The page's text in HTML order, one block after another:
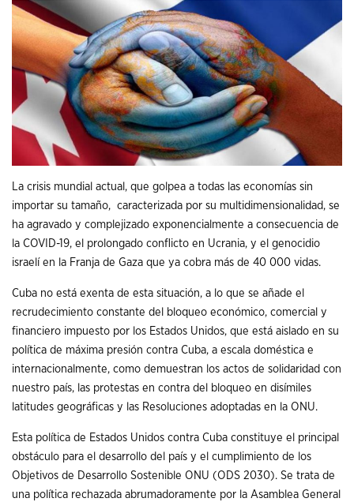
La crisis mundial actual, que golpea a todas las economías sin
importar su tamaño, caracterizada por su multidimensionalidad, se
ha agravado y complejizado exponencialmente a consecuencia de
la COVID-19, el prolongado conflicto en Ucrania, y el genocidio
israelí en la Franja de Gaza que ya cobra más de 40 000 vidas.
Cuba no está exenta de esta situación, a lo que se añade el
recrudecimiento constante del bloqueo económico, comercial y
financiero impuesto por los Estados Unidos, que está aislado en su
política de máxima presión contra Cuba, a escala doméstica e
internacionalmente, como demuestran los actos de solidaridad con
nuestro país, las protestas en contra del bloqueo en disímiles
latitudes geográficas y las Resoluciones adoptadas en la ONU.
Esta política de Estados Unidos contra Cuba constituye el principal
obstáculo para el desarrollo del país y el cumplimiento de los
Objetivos de Desarrollo Sostenible ONU (ODS 2030). Se trata de
una política rechazada abrumadoramente por la Asamblea General